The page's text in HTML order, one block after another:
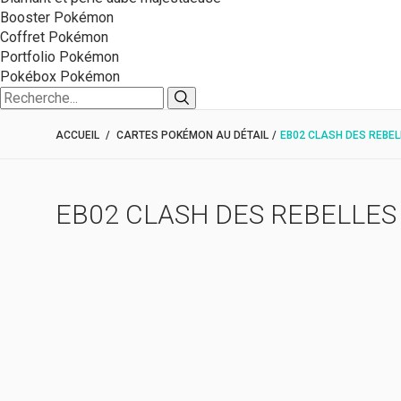
Booster Pokémon
Coffret Pokémon
Portfolio Pokémon
Pokébox Pokémon
ACCUEIL / CARTES POKÉMON AU DÉTAIL / EB02 CLASH DES
EB02 CLASH DES REBELLES